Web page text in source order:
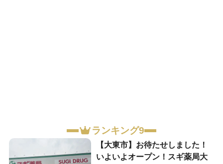
ランキング9
【大東市】お待たせしました！
いよいよオープン！スギ薬局大